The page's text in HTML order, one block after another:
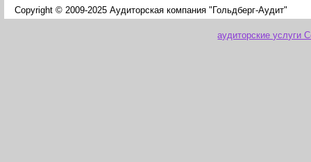
Copyright © 2009-2025 Аудиторская компания "Гольдберг-Аудит"
аудиторские услуги